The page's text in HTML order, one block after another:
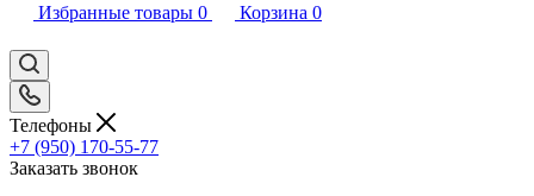
Избранные товары 0 Корзина 0
Телефоны
+7 (950) 170-55-77
Заказать звонок